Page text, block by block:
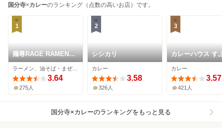
国分寺×カレーのランキング（点数の高いお店）です。
1
麺尊RAGE RAMEN
WANTO
ラーメン、油そば・まぜそば、カレー
3.64
275人
2
シシカリ
カレー
3.58
326人
3
カレーハウス す
ん
カレー
3.57
421人
国分寺×カレーのランキングをもっと見る